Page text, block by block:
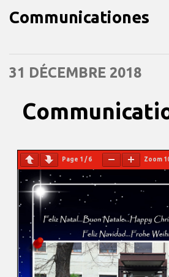
Communicationes
31 DÉCEMBRE 2018
Page 1 /6 Zoom